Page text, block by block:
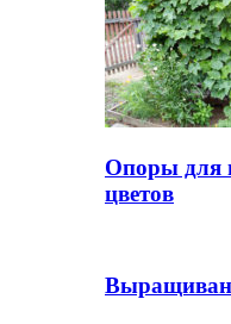
Опоры для
цветов